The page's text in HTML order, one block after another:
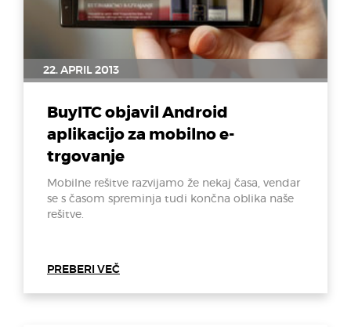
22. APRIL 2013
BuyITC objavil Android
aplikacijo za mobilno e-
trgovanje
Mobilne rešitve razvijamo že nekaj časa, vendar
se s časom spreminja tudi končna oblika naše
rešitve.
PREBERI VEČ